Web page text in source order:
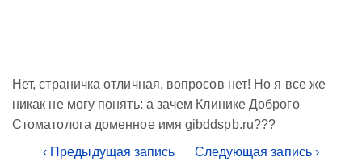
Нет, страничка отличная, вопросов нет! Но я все же
никак не могу понять: а зачем Клинике Доброго
Стоматолога доменное имя gibddspb.ru???
‹ Предыдущая запись
Следующая запись ›